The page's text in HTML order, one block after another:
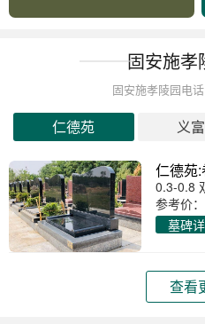
固安施孝
固安施孝陵园电
仁德苑 义
仁德苑
0.3-0.8
参考价：
墓碑
查看